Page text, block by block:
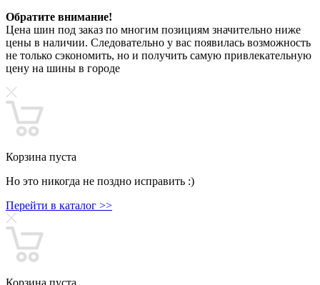
Обратите внимание!
Цена шин под заказ по многим позициям значительно ниже
цены в наличии. Следовательно у вас появилась возможность
не только сэкономить, но и получить самую привлекательную
цену на шины в городе
Корзина пуста
Но это никогда не поздно исправить :)
Перейти в каталог >>
Корзина пуста